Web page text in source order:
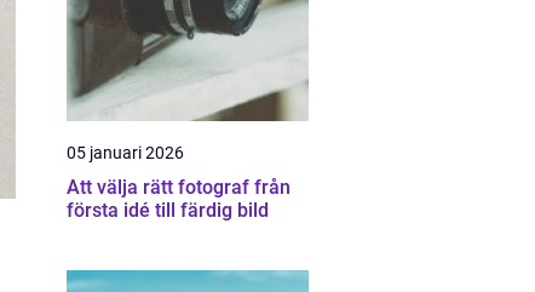
05 januari 2026
Att välja rätt fotograf från
första idé till färdig bild